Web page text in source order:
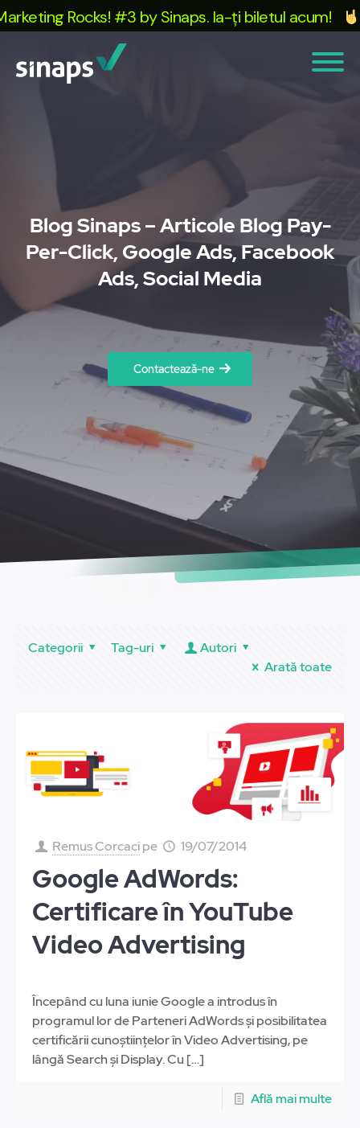
Rocks! #3 by Sinaps. Ia-ți biletul acum!
Blog Sinaps – Articole Blog Pay-
Per-Click, Google Ads, Facebook
Ads, Social Media
Contactează-ne
Categorii Tag-uri
Autori
Arată toate
Remus Corcacipe 19/07/2014
Google AdWords:
Certificare în YouTube
Video Advertising
Începând cu luna iunie Google a introdus în
programul lor de Parteneri AdWords și posibilitatea
certificării cunoștiințelor în Video Advertising, pe
lângă Search și Display. Cu […]
Află mai multe